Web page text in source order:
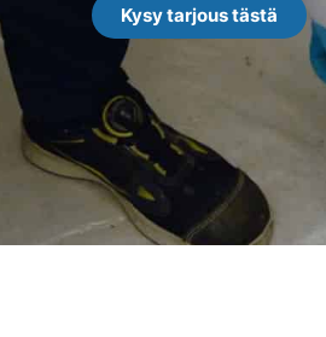
Kysy tarjous tästä